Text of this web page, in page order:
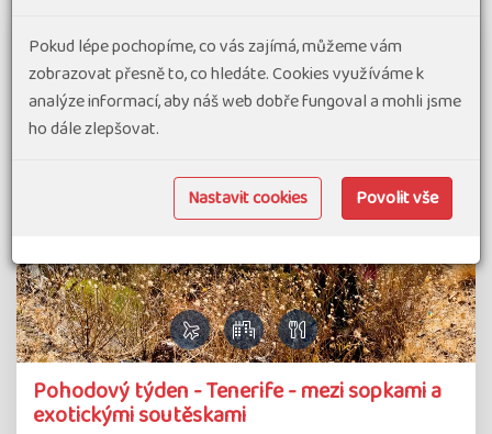
Pohodový týden - Tenerife - mezi sopkami a
exotickými soutěskami
Pokud lépe pochopíme, co vás zajímá, můžeme vám
zobrazovat přesně to, co hledáte. Cookies využíváme k
analýze informací, aby náš web dobře fungoval a mohli jsme
ho dále zlepšovat.
Nastavit cookies Povolit vše